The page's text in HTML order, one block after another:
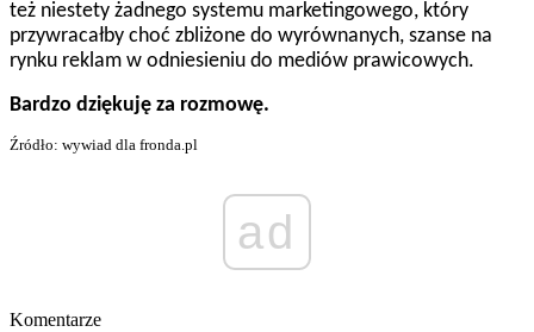
też niestety żadnego systemu marketingowego, który
przywracałby choć zbliżone do wyrównanych, szanse na
rynku reklam w odniesieniu do mediów prawicowych.
Bardzo dziękuję za rozmowę.
Źródło: wywiad dla fronda.pl
ad
Komentarze